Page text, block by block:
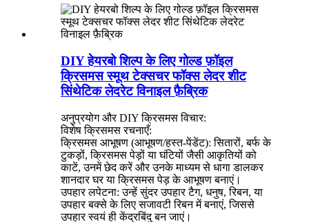
DIY हेयरबो शिल्प के लिए गोल्ड फ़ॉइल
क्रिसमस स्मूथ टेक्सचर फॉक्स लेदर शीट
सिंथेटिक लेदरेट विनाइल फ़ैब्रिक
अनुप्रयोग और DIY क्रिसमस विचार:
विशेष क्रिसमस रचनाएँ:
क्रिसमस आभूषण (आभूषण/हस्त-पेंडेंट): सितारों, बर्फ के
टुकड़ों, क्रिसमस पेड़ों या घंटियों जैसी आकृतियों को
काटें, उनमें छेद करें और उनके माध्यम से धागा डालकर
शानदार घर या क्रिसमस पेड़ के आभूषण बनाएं।
उपहार लपेटना: उन्हें सुंदर उपहार टैग, धनुष, रिबन, या
उपहार बक्से के लिए सजावटी रिबन में बनाएं, जिससे
उपहार स्वयं ही केंद्रबिंदु बन जाएं।